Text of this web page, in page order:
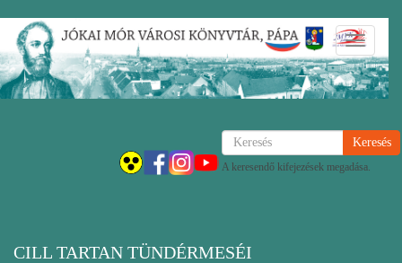
Ugrás
tartalomra
Keresés
A keresendő kifejezések megadása.
CILL TARTAN TÜNDÉRMESÉI